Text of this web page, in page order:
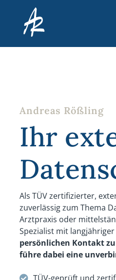
Andreas Rößling
Ihr
Als TÜV zertifizierter,
zuverlässig zum Thema
Arztpraxis oder
Spezialist mit
persönlichen Kontakt
führe dabei eine